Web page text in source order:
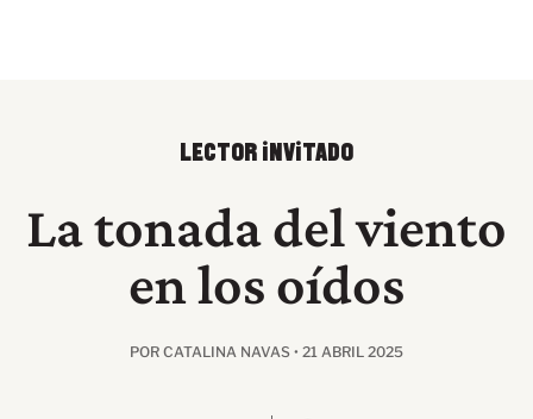
LECTOR INVITADO
La tonada del viento
en los oídos
POR CATALINA NAVAS • 21 ABRIL 2025